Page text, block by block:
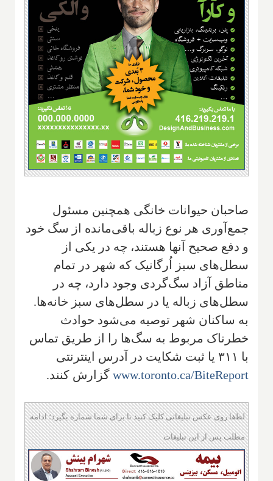
صاحبان حیوانات خانگی همچنین مسئول
جمع‌آوری هر نوع زباله باقی‌مانده از سگ خود
و دفع صحیح آنها هستند، چه در یکی از
سطل‌های سبز اُرگانیک که شهر در تمام
مناطق آزاد سگ‌گردی وجود دارد، چه در
سطل‌های زباله یا در سطل‌های سبز خانه‌ها.
به ساکنان شهر توصیه می‌شود حوادث
خطرناک مربوط به سگ‌ها را از طریق تماس
با ۳۱۱ یا ثبت شکایت در آدرس اینترنتی
www.toronto.ca/BiteReport گزارش کنند.
لطفا روی عکس تبلیغاتی کلیک کنید تا برای شما شماره بگیرد؛ ادامه
مطلب پس از این تبلیغات